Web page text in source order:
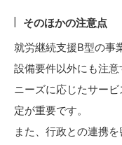
そのほかの注意点
就労継続支援B型の事
設備要件以外にも注
ニーズに応じたサー
定が重要です。
また、行政との連携